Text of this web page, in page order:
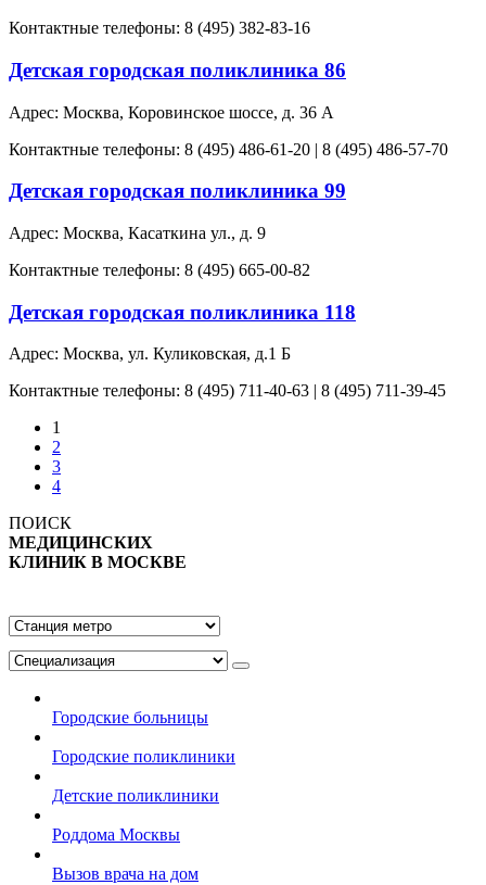
Контактные телефоны: 8 (495) 382-83-16
Детская городская поликлиника 86
Адрес: Москва, Коровинское шоссе, д. 36 А
Контактные телефоны: 8 (495) 486-61-20 | 8 (495) 486-57-70
Детская городская поликлиника 99
Адрес: Москва, Касаткина ул., д. 9
Контактные телефоны: 8 (495) 665-00-82
Детская городская поликлиника 118
Адрес: Москва, ул. Куликовская, д.1 Б
Контактные телефоны: 8 (495) 711-40-63 | 8 (495) 711-39-45
1
2
3
4
ПОИСК
МЕДИЦИНСКИХ
КЛИНИК В МОСКВЕ
Городские больницы
Городские поликлиники
Детские поликлиники
Роддома Москвы
Вызов врача на дом